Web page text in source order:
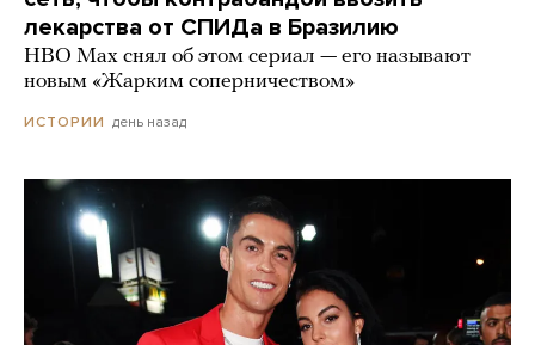
лекарства от СПИДа в Бразилию
HBO Max снял об этом сериал — его называют
новым «Жарким соперничеством»
ИСТОРИИ день назад